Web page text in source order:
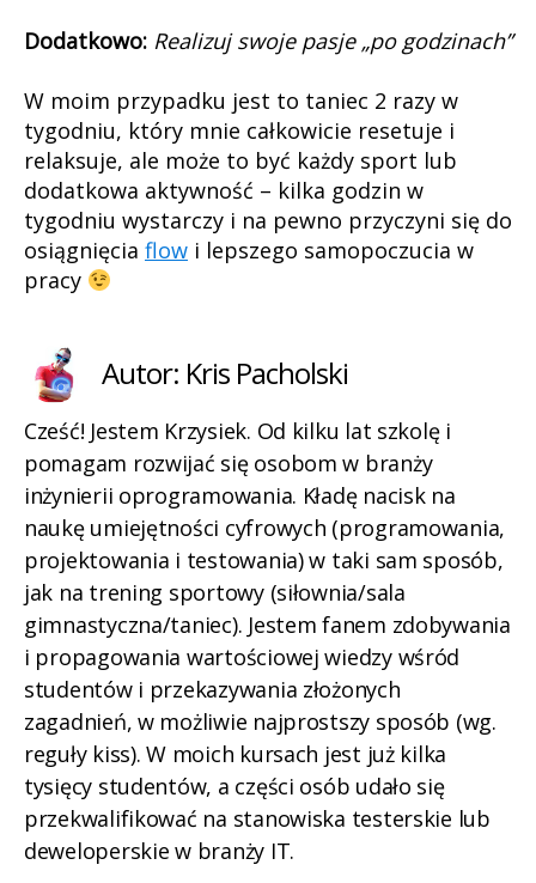
Dodatkowo: Realizuj swoje pasje „po godzinach”
W moim przypadku jest to taniec 2 razy w
tygodniu, który mnie całkowicie resetuje i
relaksuje, ale może to być każdy sport lub
dodatkowa aktywność – kilka godzin w
tygodniu wystarczy i na pewno przyczyni się do
osiągnięcia flow i lepszego samopoczucia w
pracy
Autor: Kris Pacholski
Cześć! Jestem Krzysiek. Od kilku lat szkolę i
pomagam rozwijać się osobom w branży
inżynierii oprogramowania. Kładę nacisk na
naukę umiejętności cyfrowych (programowania,
projektowania i testowania) w taki sam sposób,
jak na trening sportowy (siłownia/sala
gimnastyczna/taniec). Jestem fanem zdobywania
i propagowania wartościowej wiedzy wśród
studentów i przekazywania złożonych
zagadnień, w możliwie najprostszy sposób (wg.
reguły kiss). W moich kursach jest już kilka
tysięcy studentów, a części osób udało się
przekwalifikować na stanowiska testerskie lub
deweloperskie w branży IT.